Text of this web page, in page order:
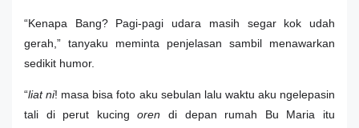
“Kenapa Bang? Pagi-pagi udara masih segar kok udah
gerah,” tanyaku meminta penjelasan sambil menawarkan
sedikit humor.
“liat ni! masa bisa foto aku sebulan lalu waktu aku ngelepasin
tali di perut kucingoren di depan rumah Bu Maria itu